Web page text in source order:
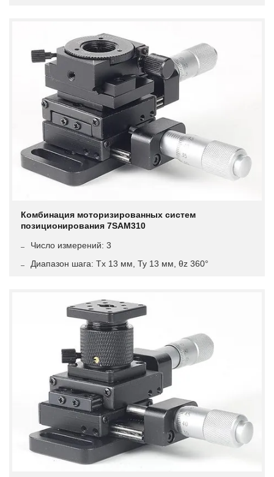
Комбинация моторизированных систем
позиционирования 7SAM310
Число измерений: 3
Диапазон шага: Tx 13 мм, Ty 13 мм, θz 360°